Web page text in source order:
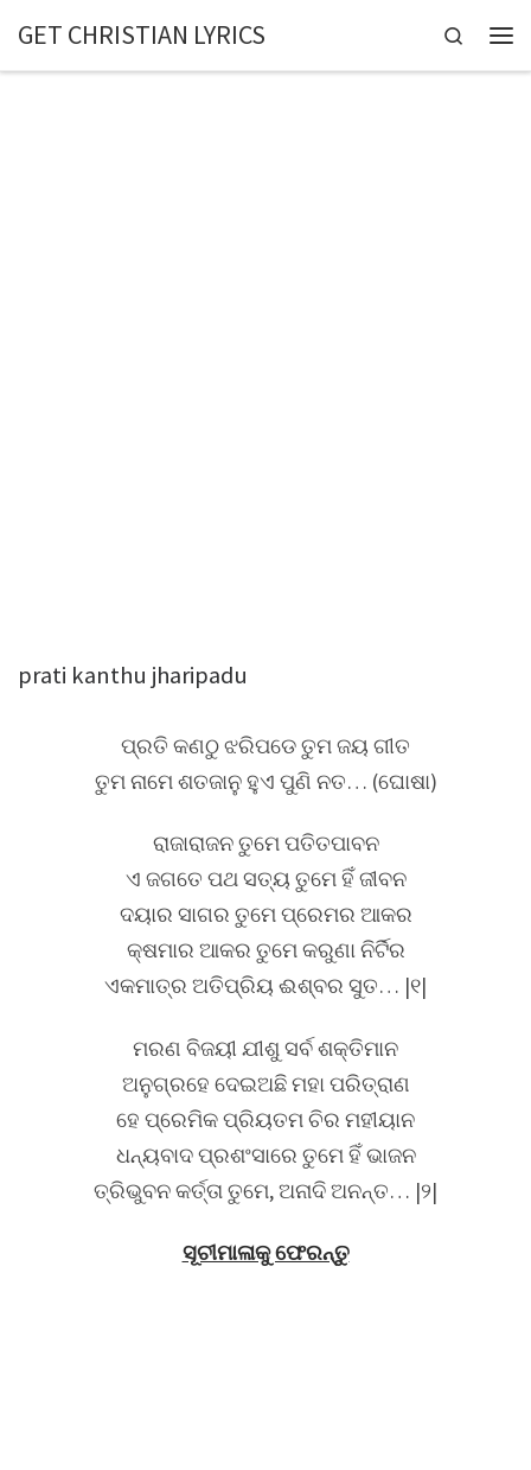
Skip to content
GET CHRISTIAN LYRICS Search
prati kanthu jharipadu
ପ୍ରତି କଣଠୁ ଝରିପଡେ ତୁମ ଜୟ ଗୀତ
ତୁମ ନାମେ ଶତଜାନୁ ହୁଏ ପୁଣି ନତ… (ଘୋଷା)
ରାଜାରାଜନ ତୁମେ ପତିତପାବନ
ଏ ଜଗତେ ପଥ ସତ୍ୟ ତୁମେ ହିଁ ଜୀବନ
ଦୟାର ସାଗର ତୁମେ ପ୍ରେମର ଆକର
କ୍ଷମାର ଆକର ତୁମେ କରୁଣା ନିର୍ଟିର
ଏକମାତ୍ର ଅତିପ୍ରିୟ ଈଶ୍ବର ସୁତ… |୧|
ମରଣ ବିଜୟୀ ଯୀଶୁ ସର୍ବ ଶକ୍ତିମାନ
ଅନୁଗ୍ରହେ ଦେଇଅଛି ମହା ପରିତ୍ରାଣ
ହେ ପ୍ରେମିକ ପ୍ରିୟତମ ଚିର ମହୀୟାନ
ଧନ୍ୟବାଦ ପ୍ରଶଂସାରେ ତୁମେ ହିଁ ଭାଜନ
ତ୍ରିଭୁବନ କର୍ତ୍ତା ତୁମେ, ଅନାଦି ଅନନ୍ତ… |୨|
ସୂଚୀମାଳାକୁ ଫେରନ୍ତୁ